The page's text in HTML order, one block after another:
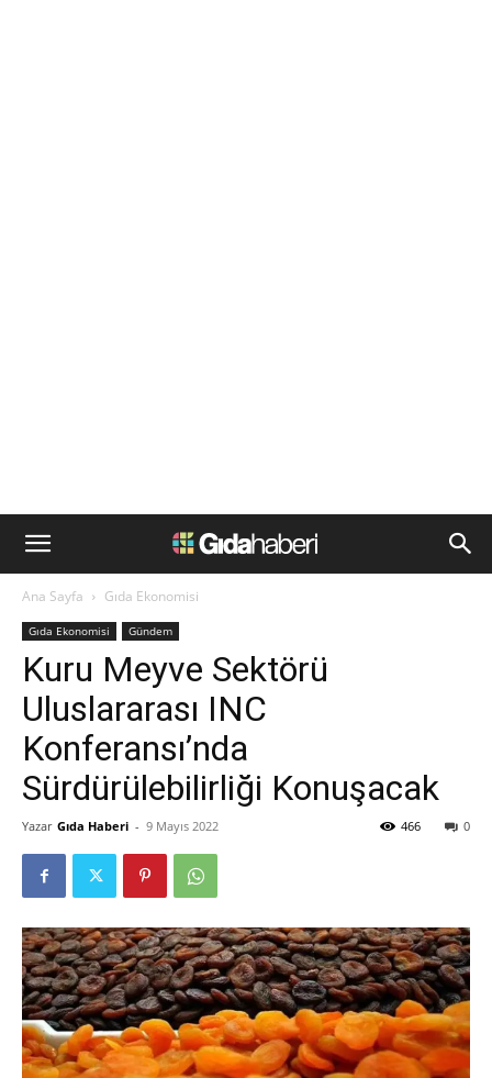
Ana Sayfa Gıda Ekonomisi
Gıda Ekonomisi Gündem
Kuru Meyve Sektörü
Uluslararası INC
Konferansı’nda
Sürdürülebilirliği Konuşacak
Yazar Gıda Haberi - 9 Mayıs 2022 0
466